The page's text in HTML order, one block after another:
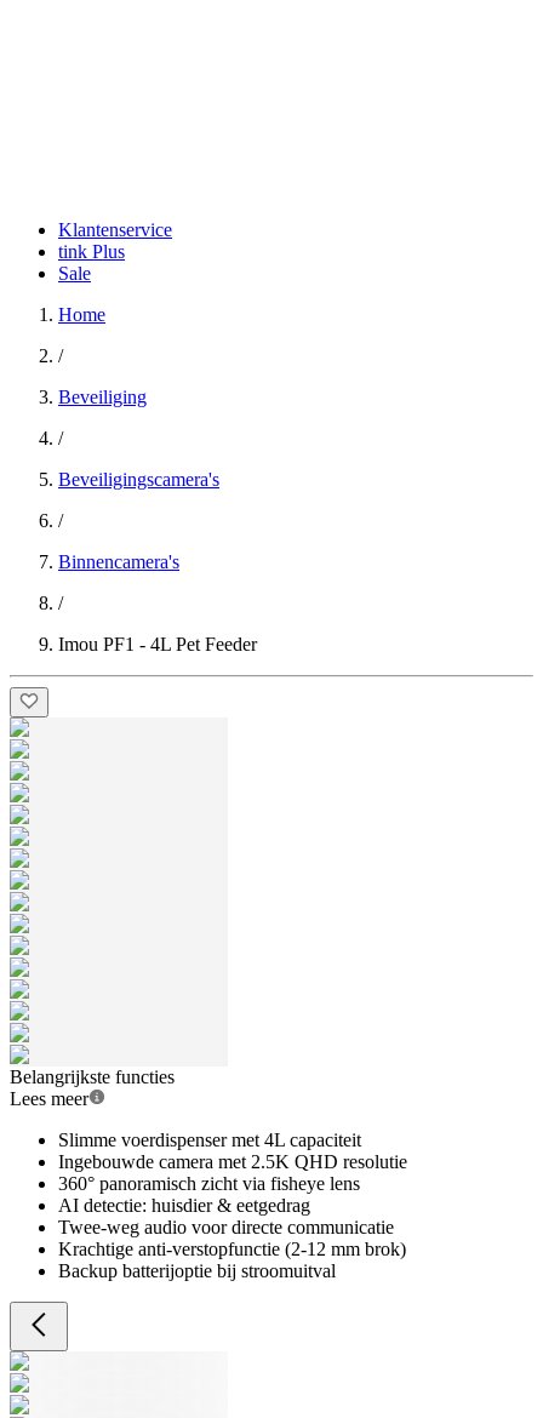
Klantenservice
tink Plus
Sale
Home
/
Beveiliging
/
Beveiligingscamera's
/
Binnencamera's
/
Imou PF1 - 4L Pet Feeder
Belangrijkste functies
Lees meer
Slimme voerdispenser met 4L capaciteit
Ingebouwde camera met 2.5K QHD resolutie
360° panoramisch zicht via fisheye lens
AI detectie: huisdier & eetgedrag
Twee-weg audio voor directe communicatie
Krachtige anti-verstopfunctie (2-12 mm brok)
Backup batterijoptie bij stroomuitval